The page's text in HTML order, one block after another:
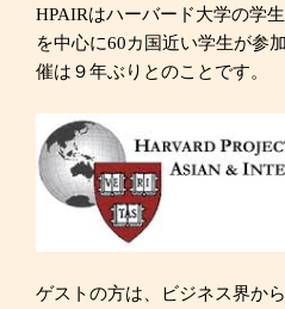
HPAIRはハーバード大学の学
を中心に60カ国近い学生が参
催は９年ぶりとのことです。
ゲストの方は、ビジネス界か